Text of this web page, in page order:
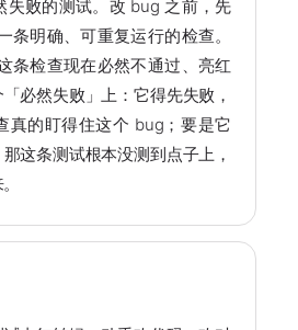
失败的测试。改 bug 之前，先
条明确、可重复运行的检查。
条检查现在必然不通过、亮红
必然失败」上：它得先失败，
真的盯得住这个 bug；要是它
这条测试根本没测到点子上，